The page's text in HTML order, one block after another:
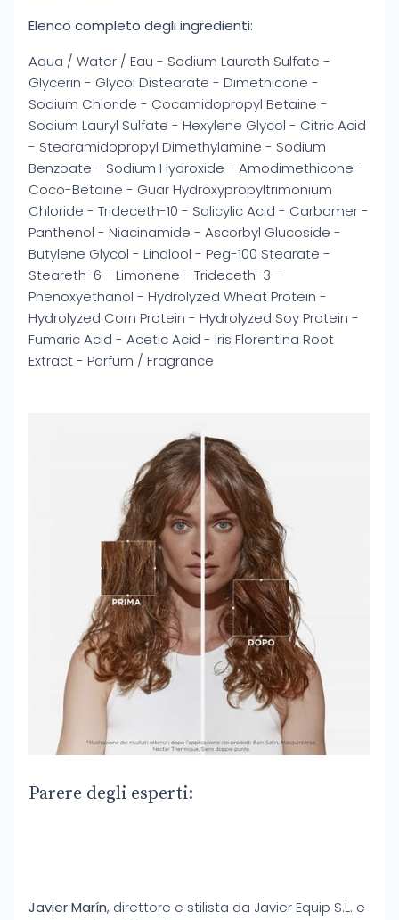
Elenco completo degli ingredienti:
Aqua / Water / Eau - Sodium Laureth Sulfate -
Glycerin - Glycol Distearate - Dimethicone -
Sodium Chloride - Cocamidopropyl Betaine -
Sodium Lauryl Sulfate - Hexylene Glycol - Citric Acid
- Stearamidopropyl Dimethylamine - Sodium
Benzoate - Sodium Hydroxide - Amodimethicone -
Coco-Betaine - Guar Hydroxypropyltrimonium
Chloride - Trideceth-10 - Salicylic Acid - Carbomer -
Panthenol - Niacinamide - Ascorbyl Glucoside -
Butylene Glycol - Linalool - Peg-100 Stearate -
Steareth-6 - Limonene - Trideceth-3 -
Phenoxyethanol - Hydrolyzed Wheat Protein -
Hydrolyzed Corn Protein - Hydrolyzed Soy Protein -
Fumaric Acid - Acetic Acid - Iris Florentina Root
Extract - Parfum / Fragrance
Parere degli esperti:
Javier Marín, direttore e stilista da Javier Equip S.L. e